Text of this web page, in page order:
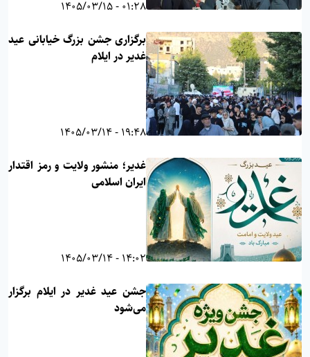
01:28 - 1405/03/15
برگزاری جشن بزرگ خیابانی عید
غدیر در ایلام
19:48 - 1405/03/14
غدیر؛ منشور ولایت و رمز اقتدار
ایران اسلامی
14:02 - 1405/03/14
جشن عید غدیر در ایلام برگزار
می‌شود